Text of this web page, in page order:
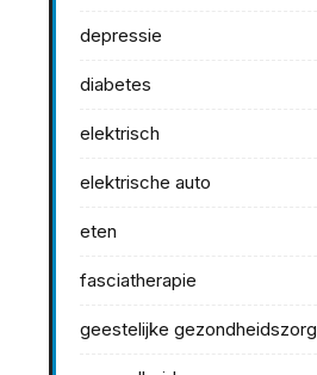
depressie
diabetes
elektrisch
elektrische auto
eten
fasciatherapie
geestelijke gezondheidszorg